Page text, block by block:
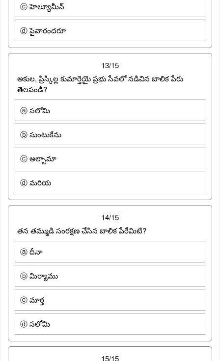
ⓒ హెల్యూమీన్
ⓓ పైవారందరూ
13/15
అకుల, ప్రిస్కిల్ల కుమార్తెయై ప్రభు సేవలో నడిచిన బాలిక పేరు
తెలపండి?
ⓐ సలోమి
ⓑ సుంటుకేను
ⓒ అల్బామా
ⓓ మరియ
14/15
తన తమ్ముడి సంరక్షణ చేసిన బాలిక పేరేమిటి?
ⓐ దీనా
ⓑ మిర్యాము
ⓒ మార్త
ⓓ సలోమి
15/15